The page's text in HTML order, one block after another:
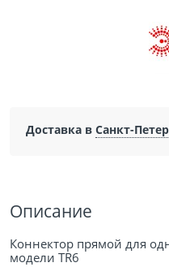
Доставка в Санкт-
Описание
Коннектор прямой для
модели TR6